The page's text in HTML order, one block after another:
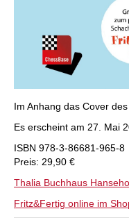
Im Anhang das Cover
Es erscheint am 27. Mai
ISBN 978-3-86681-965-8
Preis: 29,90 €
Thalia Buchhaus
Fritz&Fertig online im